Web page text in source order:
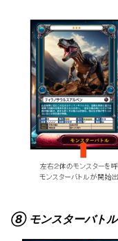
⑧ モンスターバトル